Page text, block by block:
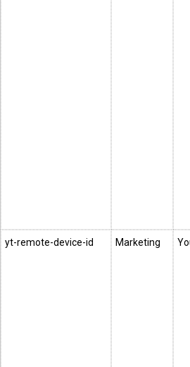
yt-remote-device-id Marketing